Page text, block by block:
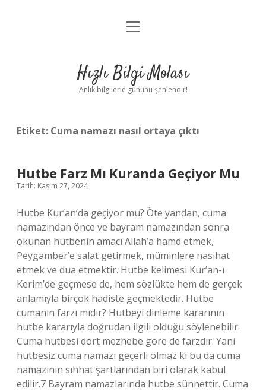
Anasayfa
Yasal Uyarı
menüyü
Hızlı Bilgi Molası
Anlık bilgilerle gününü şenlendir!
Etiket: Cuma namazı nasıl ortaya çıktı
Hutbe Farz Mı Kuranda Geçiyor Mu
Tarih: Kasım 27, 2024
Hutbe Kur’an’da geçiyor mu? Öte yandan, cuma
namazından önce ve bayram namazından sonra
okunan hutbenin amacı Allah’a hamd etmek,
Peygamber’e salat getirmek, müminlere nasihat
etmek ve dua etmektir. Hutbe kelimesi Kur’an-ı
Kerim’de geçmese de, hem sözlükte hem de gerçek
anlamıyla birçok hadiste geçmektedir. Hutbe
cumanın farzı mıdır? Hutbeyi dinleme kararının
hutbe kararıyla doğrudan ilgili olduğu söylenebilir.
Cuma hutbesi dört mezhebe göre de farzdır. Yani
hutbesiz cuma namazı geçerli olmaz ki bu da cuma
namazının sıhhat şartlarından biri olarak kabul
edilir.7 Bayram namazlarında hutbe sünnettir. Cuma